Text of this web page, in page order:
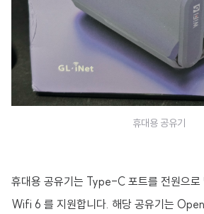
휴대용 공유기
휴대용 공유기는 Type-C 포트를 전원으로
Wifi 6 를 지원합니다. 해당 공유기는